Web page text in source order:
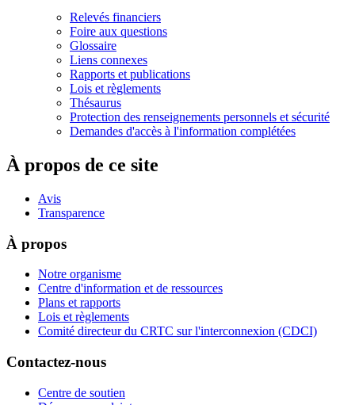
Relevés financiers
Foire aux questions
Glossaire
Liens connexes
Rapports et publications
Lois et règlements
Thésaurus
Protection des renseignements personnels et sécurité
Demandes d'accès à l'information complétées
À propos de ce site
Avis
Transparence
À propos
Notre organisme
Centre d'information et de ressources
Plans et rapports
Lois et règlements
Comité directeur du CRTC sur l'interconnexion (CDCI)
Contactez-nous
Centre de soutien